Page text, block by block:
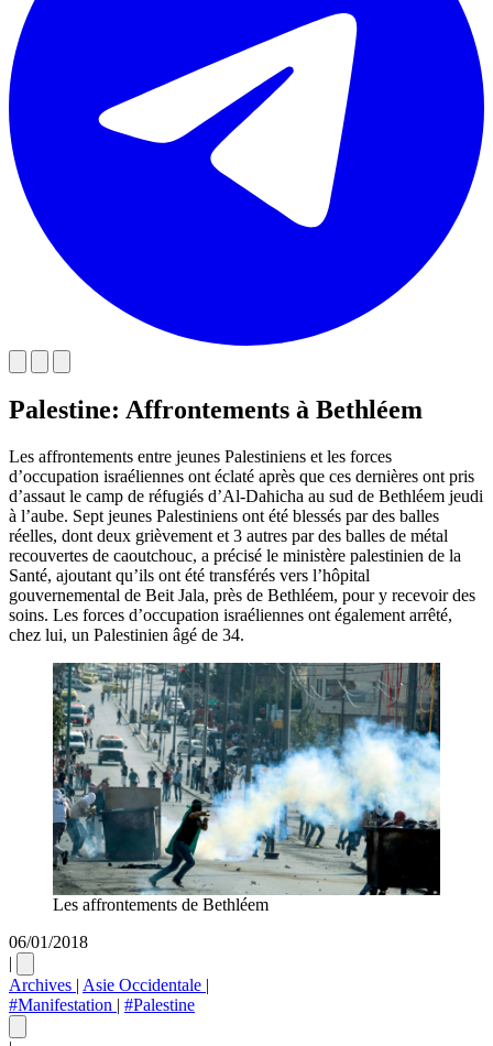
Palestine: Affrontements à Bethléem
Les affrontements entre jeunes Palestiniens et les forces
d’occupation israéliennes ont éclaté après que ces dernières ont pris
d’assaut le camp de réfugiés d’Al-Dahicha au sud de Bethléem jeudi
à l’aube. Sept jeunes Palestiniens ont été blessés par des balles
réelles, dont deux grièvement et 3 autres par des balles de métal
recouvertes de caoutchouc, a précisé le ministère palestinien de la
Santé, ajoutant qu’ils ont été transférés vers l’hôpital
gouvernemental de Beit Jala, près de Bethléem, pour y recevoir des
soins. Les forces d’occupation israéliennes ont également arrêté,
chez lui, un Palestinien âgé de 34.
Les affrontements de Bethléem
06/01/2018
|
Archives | Asie Occidentale |
#Manifestation | #Palestine